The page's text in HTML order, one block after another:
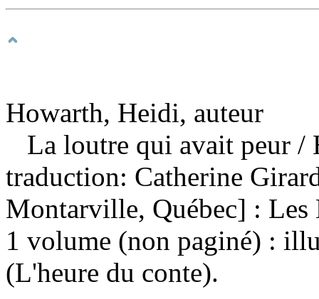
Howarth, Heidi, auteur
La loutre qui avait peur /
traduction: Catherine
Montarville, Québec] :
1 volume (non paginé) :
(L'heure du conte).